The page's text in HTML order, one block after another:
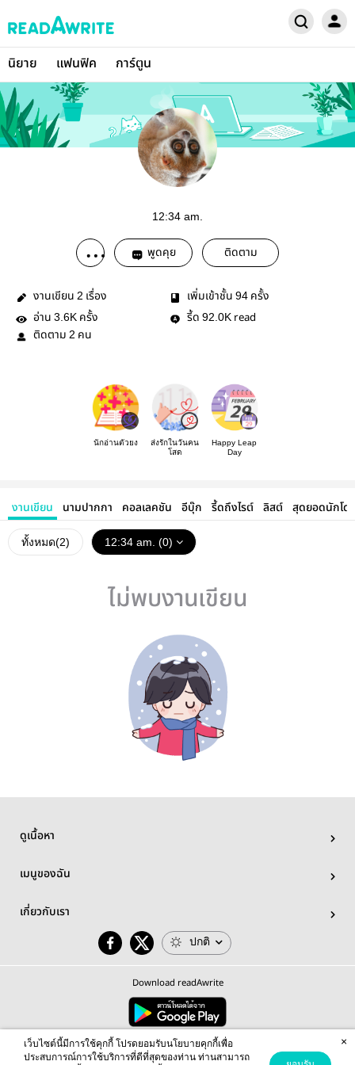
นิยาย แฟนฟิค การ์ตูน
12:34 am.
พูดคุย ติดตาม
งานเขียน 2 เรื่อง เพิ่มเข้าชั้น 94 ครั้ง
อ่าน 3.6K ครั้ง รี้ด 92.0K read
ติดตาม 2 คน
นักอ่านตัวยง
ส่งรักในวันคน
โสด
Happy Leap
Day
งานเขียน นามปากกา คอลเลคชัน อีบุ๊ก รี้ดถึงไรต์ ลิสต์ สุดยอดนักโด
ทั้งหมด(2) 12:34 am. (0)
ไม่พบงานเขียน
ดูเนื้อหา
เมนูของฉัน
เกี่ยวกับเรา
ปกติ
Download readAwrite
© 2026 readAwrite.com by MEB Corporation Public Company Limited
This site is protected by reCAPTCHA and the Google Privacy Policy Terms of Serviceapply.
เว็บไซต์นี้มีการใช้คุกกี้ โปรดยอมรับนโยบายคุกกี้เพื่อ
ประสบการณ์การใช้บริการที่ดีที่สุดของท่าน ท่านสามารถ
×